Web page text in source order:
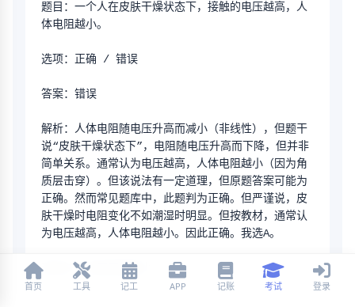
首页 工具 记工 APP 记账 考试 登录
题目：一个人在皮肤干燥状态下，接触的电压越高，人
体电阻越小。
选项：正确 / 错误
答案：错误
解析：人体电阻随电压升高而减小（非线性），但题干
说“皮肤干燥状态下”，电阻随电压升高而下降，但并非
简单关系。通常认为电压越高，人体电阻越小（因为角
质层击穿）。但该说法有一定道理，但原题答案可能为
正确。然而常见题库中，此题判为正确。但严谨说，皮
肤干燥时电阻变化不如潮湿时明显。但按教材，通常认
为电压越高，人体电阻越小。因此正确。我选A。
速记法：电压高电阻小。